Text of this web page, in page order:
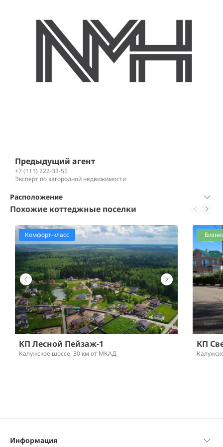
Предыдущий агент
+7 (111) 222-33-55
Эксперт по загородной недвижимости
Расположение
Похожие коттеджные поселки
Комфорт-класс
КП Лесной Пейзаж-1
Калужское шоссе, 30 км от МКАД
КП
Информация